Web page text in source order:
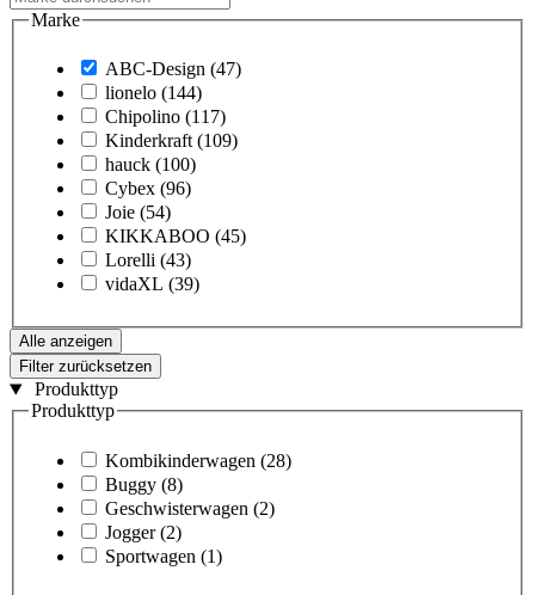
Marke
ABC-Design (47)
lionelo (144)
Chipolino (117)
Kinderkraft (109)
hauck (100)
Cybex (96)
Joie (54)
KIKKABOO (45)
Lorelli (43)
vidaXL (39)
Alle anzeigen
Filter zurücksetzen
Produkttyp
Produkttyp
Kombikinderwagen (28)
Buggy (8)
Geschwisterwagen (2)
Jogger (2)
Sportwagen (1)